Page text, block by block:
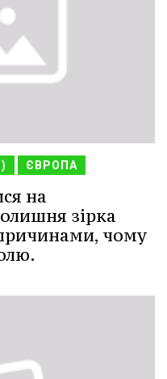
ЄВРОПА
на
зірка
чому